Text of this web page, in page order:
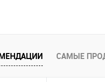
САМЫЕ